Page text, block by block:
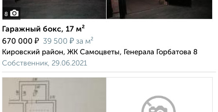
8
Гаражный бокс, 17 м²
670 000 ₽ 39 500 ₽ за м²
Кировский район, ЖК Самоцветы, Генерала Горбатова 8
Собственник, 29.06.2021